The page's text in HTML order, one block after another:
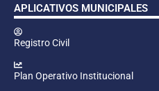
APLICATIVOS MUNICIPALES
Registro Civil
Plan Operativo Institucional